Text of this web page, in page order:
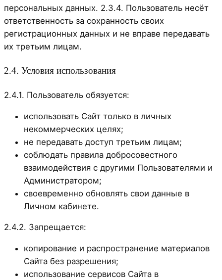
персональных данных. 2.3.4. Пользователь несёт
ответственность за сохранность своих
регистрационных данных и не вправе передавать
их третьим лицам.
2.4. Условия использования
2.4.1. Пользователь обязуется:
использовать Сайт только в личных
некоммерческих целях;
не передавать доступ третьим лицам;
соблюдать правила добросовестного
взаимодействия с другими Пользователями и
Администратором;
своевременно обновлять свои данные в
Личном кабинете.
2.4.2. Запрещается:
копирование и распространение материалов
Сайта без разрешения;
использование сервисов Сайта в